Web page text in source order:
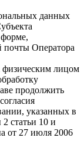
данных
почты Оператора
физическим лицом
продолжить
указанных в
2 статьи 10 и
от 27 июля 2006